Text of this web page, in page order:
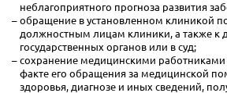
неблагоприятного прогноза развития
обращение в установленном клиникой
должностным лицам клиники, а также к
государственных органов или в суд;
сохранение медицинскими
факте его обращения за медицинской
здоровья, диагнозе и иных сведений,